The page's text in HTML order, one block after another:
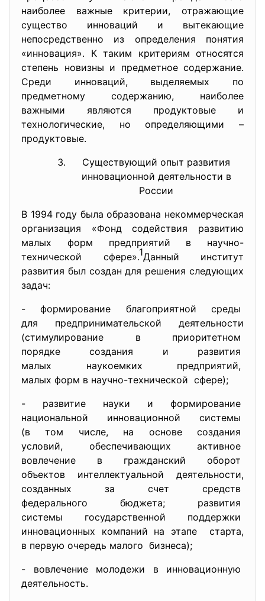
наиболее важные критерии, отражающие
существо инноваций и вытекающие
непосредственно из определения понятия
«инновация». К таким критериям относятся
степень новизны и предметное содержание.
Среди инноваций, выделяемых по
предметному содержанию, наиболее
важными являются продуктовые и
технологические, но определяющими –
продуктовые.
Существующий опыт развития
инновационной деятельности в
России
В 1994 году была образована некоммерческая
организация «Фонд содействия развитию
малых форм предприятий в научно-
технической сфере».1Данный институт
развития был создан для решения следующих
задач:
- формирование благоприятной среды
для предпринимательской деятельности
(стимулирование в приоритетном
порядке создания и развития
малых наукоемких предприятий,
малых форм в научно-технической сфере);
- развитие науки и формирование
национальной инновационной системы
(в том числе, на основе создания
условий, обеспечивающих активное
вовлечение в гражданский оборот
объектов интеллектуальной деятельности,
созданных за счет средств
федерального бюджета; развития
системы государственной поддержки
инновационных компаний на этапе старта,
в первую очередь малого бизнеса);
- вовлечение молодежи в инновационную
деятельность.